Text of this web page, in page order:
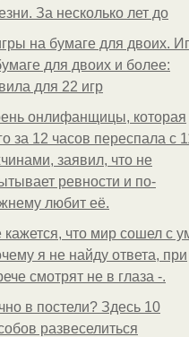
За несколько лет до
на бумаге для двоих.
для двоих и более:
для 22 игр
онлифанщицы, которая
за 12 часов переспала с
заявил, что не
ревности и по-
любит её.
кажется, что мир сошел с
я не найду ответа, при
смотрят не в глаза -.
в постели? Здесь 10
развеселиться